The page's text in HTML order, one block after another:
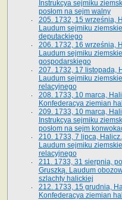
Instrukcya sejmiku
posłom na sejm walny
205. 1732, 15 września,
Laudum sejmiku
deputackiego
206. 1732, 16 września,
Laudum sejmiku
gospodarskiego
207. 1732, 17 listopada,
Laudum sejmiku
relacyjnego
208. 1733, 10 marca,
Konfederacya ziemian
209. 1733, 10 marca,
Instrukcya sejmiku
posłom na sejm
210. 1733, 7 lipca, Halicz.
Laudum sejmiku
relacyjnego
211. 1733, 31 sierpnia,
Gruszką. Laudum
szlachty halickiej
212. 1733, 15 grudnia,
Konfederacya ziemian